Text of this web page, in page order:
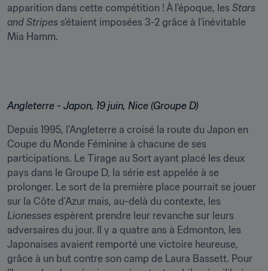
apparition dans cette compétition ! À l’époque, les Stars
and Stripes s’étaient imposées 3-2 grâce à l’inévitable
Mia Hamm.
Angleterre - Japon, 19 juin, Nice (Groupe D)
Depuis 1995, l’Angleterre a croisé la route du Japon en
Coupe du Monde Féminine à chacune de ses
participations. Le Tirage au Sort ayant placé les deux
pays dans le Groupe D, la série est appelée à se
prolonger. Le sort de la première place pourrait se jouer
Lionesses espèrent prendre leur revanche sur leurs
adversaires du jour. Il y a quatre ans à Edmonton, les
Japonaises avaient remporté une victoire heureuse,
grâce à un but contre son camp de Laura Bassett. Pour